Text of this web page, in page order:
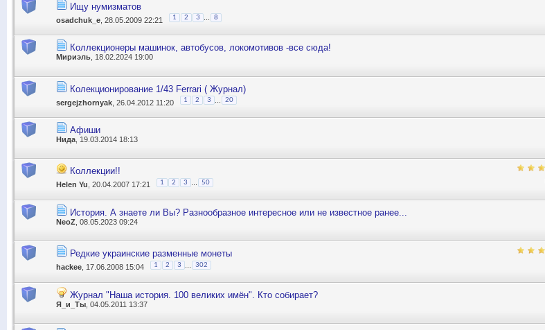
Ищу нумизматов
osadchuk_e , 28.05.2009 22:21 1 2 3 8
Коллекционеры машинок, автобусов, локомотивов -все сюда!
Мириэль , 18.02.2024 19:00
Колекционирование 1/43 Ferrari ( Журнал)
sergejzhornyak , 26.04.2012 11:20 1 2 3 20
Афиши
Нида , 19.03.2014 18:13
Коллекции!!
Helen Yu , 20.04.2007 17:21 1 2 3 50
История. А знаете ли Вы? Разнообразное интересное или не известное ранее...
NeoZ , 08.05.2023 09:24
Редкие украинские разменные монеты
hackee , 17.06.2008 15:04 1 2 3 302
Журнал "Наша история. 100 великих имён". Кто собирает?
Я_и_Ты , 04.05.2011 13:37